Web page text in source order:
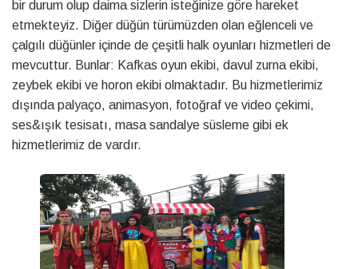
bir durum olup daima sizlerin isteğinize göre hareket
etmekteyiz. Diğer düğün türümüzden olan eğlenceli ve
çalgılı düğünler içinde de çeşitli halk oyunları hizmetleri de
mevcuttur. Bunlar: Kafkas oyun ekibi, davul zurna ekibi,
zeybek ekibi ve horon ekibi olmaktadır. Bu hizmetlerimiz
dışında palyaço, animasyon, fotoğraf ve video çekimi,
ses&ışık tesisatı, masa sandalye süsleme gibi ek
hizmetlerimiz de vardır.